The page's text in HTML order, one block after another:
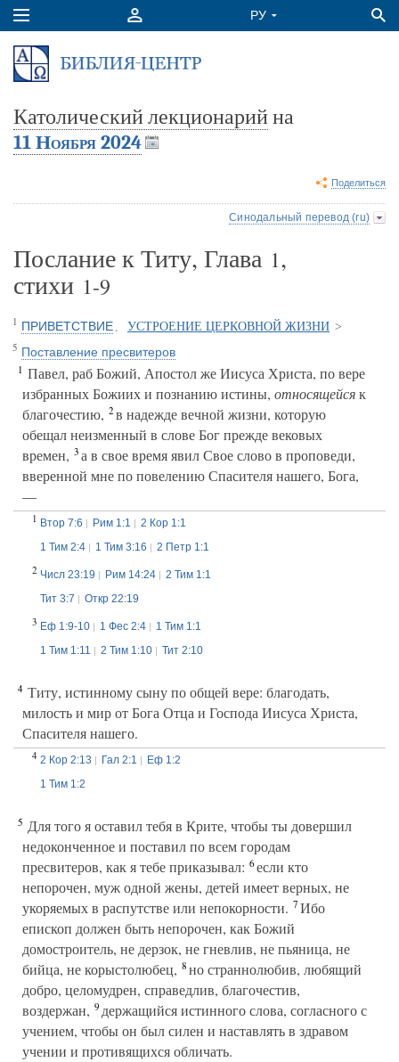
Католический лекционарийна
11 Ноября 2024
Поделиться
Синодальный перевод (ru)
Послание к Титу, Глава 1,
стихи 1-9
1 ПРИВЕТСТВИЕ УСТРОЕНИЕ ЦЕРКОВНОЙ ЖИЗНИ >
5 Поставление пресвитеров
1 Павел, раб Божий, Апостол же Иисуса Христа, по вере
избранных Божиих и познанию истины, относящейсяк
благочестию, 2в надежде вечной жизни, которую
обещал неизменный в слове Бог прежде вековых
времен, 3а в свое время явил Свое слово в проповеди,
вверенной мне по повелению Спасителя нашего, Бога,
—
1 Втор 7:6 Рим 1:1
2 Кор 1:1
1 Тим 2:4
1 Тим 3:16 2 Петр 1:1
2 Числ 23:19 Рим 14:24
2 Тим 1:1
Тит 3:7
Откр 22:19
3 Еф 1:9-10 1 Фес 2:4
1 Тим 1:1
1 Тим 1:11
2 Тим 1:10 Тит 2:10
4 Титу, истинному сыну по общей вере: благодать,
милость и мир от Бога Отца и Господа Иисуса Христа,
Спасителя нашего.
4 2 Кор 2:13 Гал 2:1
Еф 1:2
1 Тим 1:2
5 Для того я оставил тебя в Крите, чтобы ты довершил
недоконченное и поставил по всем городам
пресвитеров, как я тебе приказывал: 6если кто
непорочен, муж одной жены, детей имеет верных, не
укоряемых в распутстве или непокорности. 7Ибо
епископ должен быть непорочен, как Божий
домостроитель, не дерзок, не гневлив, не пьяница, не
бийца, не корыстолюбец, 8но страннолюбив, любящий
добро, целомудрен, справедлив, благочестив,
воздержан, 9держащийся истинного слова, согласного с
учением, чтобы он был силен и наставлять в здравом
учении и противящихся обличать.